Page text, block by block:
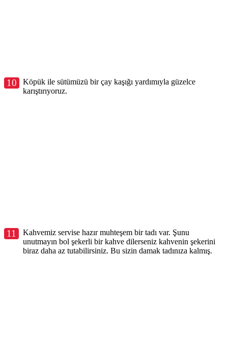
10
Köpük ile sütümüzü bir çay kaşığı yardımıyla güzelce
karıştırıyoruz.
11
Kahvemiz servise hazır muhteşem bir tadı var. Şunu
unutmayın bol şekerli bir kahve dilerseniz kahvenin şekerini
biraz daha az tutabilirsiniz. Bu sizin damak tadınıza kalmış.